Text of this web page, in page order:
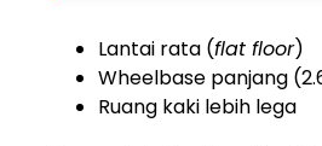
Lantai rata (flat floor)
Wheelbase panjang
Ruang kaki lebih lega